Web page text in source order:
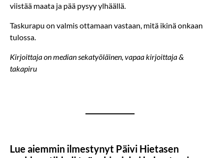
viistää maata ja pää pysyy ylhäällä.
Taskurapu on valmis ottamaan vastaan, mitä ikinä onkaan
tulossa.
Kirjoittaja on median sekatyöläinen, vapaa kirjoittaja &
takapiru
Lue aiemmin ilmestynyt Päivi Hietasen